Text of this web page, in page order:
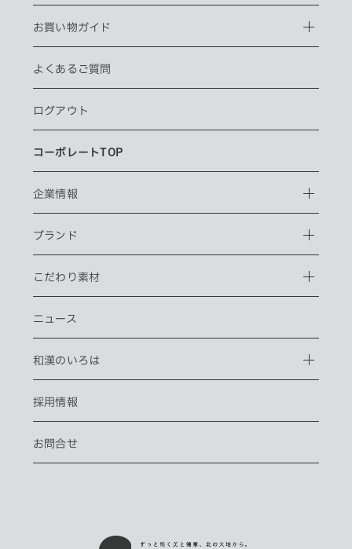
お買い物ガイド
よくあるご質問
ログアウト
コーポレートTOP
企業情報
ブランド
こだわり素材
ニュース
和漢のいろは
採用情報
お問合せ